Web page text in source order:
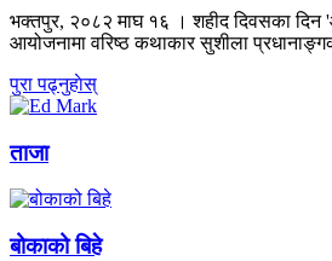
भक्तपुर, २०८२ माघ १६ । शहीद दिवसका
आयोजनामा वरिष्ठ कथाकार सुशीला
पुरा पढ्नुहाेस्
ताजा
बोकाको बिहे